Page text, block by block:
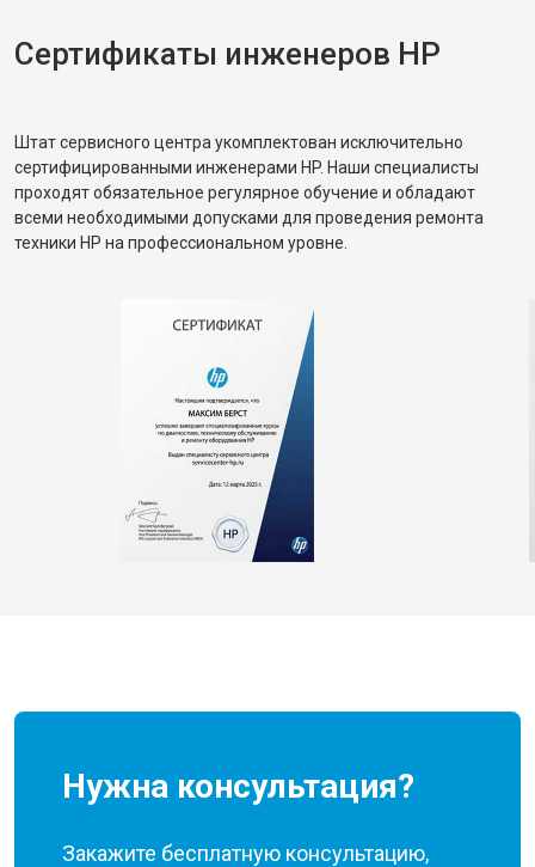
Сертификаты инженеров HP
Штат сервисного центра укомплектован исключительно
сертифицированными инженерами HP. Наши специалисты
проходят обязательное регулярное обучение и обладают
всеми необходимыми допусками для проведения ремонта
техники HP на профессиональном уровне.
Нужна консультация?
Закажите бесплатную консультацию,